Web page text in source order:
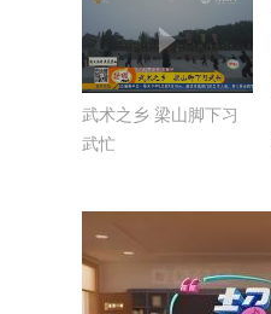
武术之乡 梁山脚下习
武忙